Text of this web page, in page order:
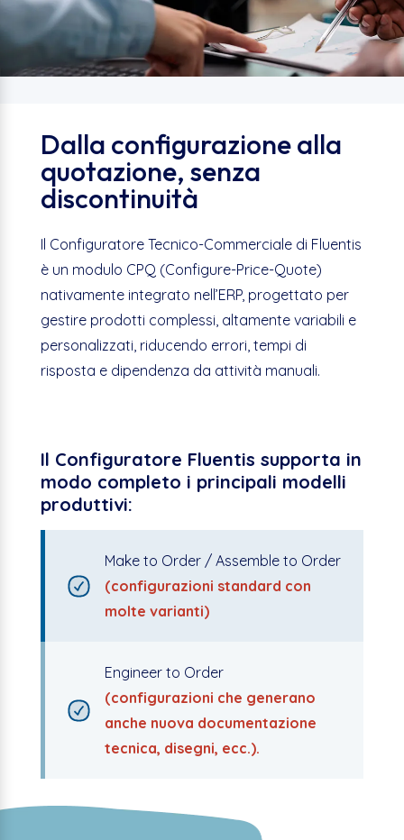
Il Configuratore Fluentis supporta in
modo completo i principali modelli
produttivi:
Make to Order / Assemble to Order
(configurazioni standard con
molte varianti)
Engineer to Order
(configurazioni che generano
anche nuova documentazione
tecnica, disegni, ecc.).
Dalla configurazione alla
quotazione, senza
discontinuità
Il Configuratore Tecnico-Commerciale di Fluentis
è un modulo CPQ (Configure-Price-Quote)
nativamente integrato nell’ERP, progettato per
gestire prodotti complessi, altamente variabili e
personalizzati, riducendo errori, tempi di
risposta e dipendenza da attività manuali.